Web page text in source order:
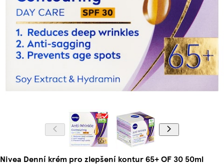
Nivea Denní krém pro zlepšení kontur 65+ OF 30 50ml